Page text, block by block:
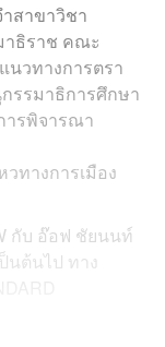
สาขาวิชา
าธิราช คณะ
วทางการตรา
รรมาธิการศึกษา
ารพิจารณา
ทางการเมือง
กับ อ๊อฟ ชัยนนท์
นต้นไป ทาง